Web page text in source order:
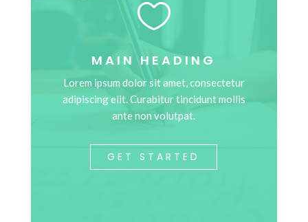

MAIN HEADING
Lorem ipsum dolor sit amet, consectetur
adipiscing elit. Curabitur tincidunt mollis
ante non volutpat.
GET STARTED